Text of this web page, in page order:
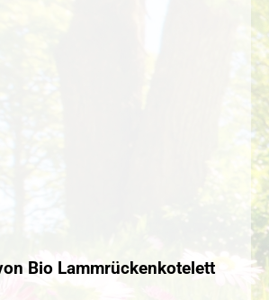
Bio Lammrückenkotelett